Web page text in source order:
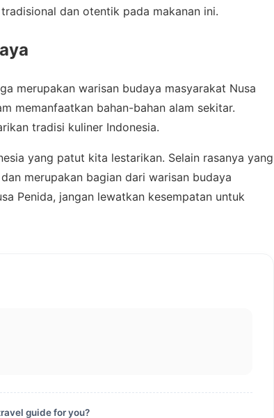
dan otentik pada makanan ini.
merupakan warisan budaya masyarakat Nusa
memanfaatkan bahan-bahan alam sekitar.
tradisi kuliner Indonesia.
yang patut kita lestarikan. Selain rasanya yang
merupakan bagian dari warisan budaya
Penida, jangan lewatkan kesempatan untuk
guide for you?